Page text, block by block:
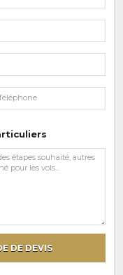
DE DEVIS